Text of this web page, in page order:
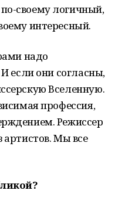
своему логичный,
интересный.
надо
И если они согласны,
Вселенную.
профессия,
Режиссер
артистов. Мы все